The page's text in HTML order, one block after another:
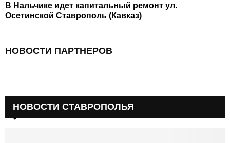
В Нальчике идет капитальный ремонт ул.
Осетинской Ставрополь (Кавказ)
НОВОСТИ ПАРТНЕРОВ
НОВОСТИ СТАВРОПОЛЬЯ